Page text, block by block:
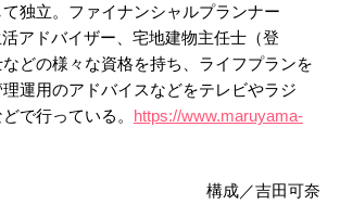
独立。ファイナンシャルプランナー
活アドバイザー、宅地建物主任士（登
どの様々な資格を持ち、ライフプランを
運用のアドバイスなどをテレビやラジ
で行っている。 https://www.maruyama-
構成／吉田可奈